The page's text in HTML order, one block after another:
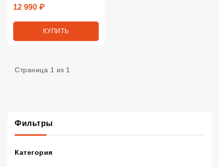
Цена
12 990 ₽
КУПИТЬ
Страница 1 из 1
Фильтры
Категория